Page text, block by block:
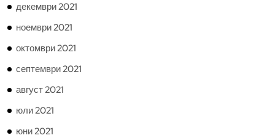
декември 2021
ноември 2021
октомври 2021
септември 2021
август 2021
юли 2021
юни 2021